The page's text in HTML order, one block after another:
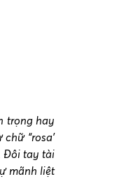
trọng hay
“rosa’
Đôi tay tài
mãnh liệt